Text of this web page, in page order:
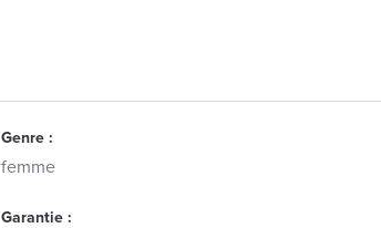
Genre :
femme
Garantie :